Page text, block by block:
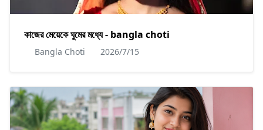
কাজের মেয়েকে ঘুমের মধ্যে - bangla choti
Bangla Choti 2026/7/15